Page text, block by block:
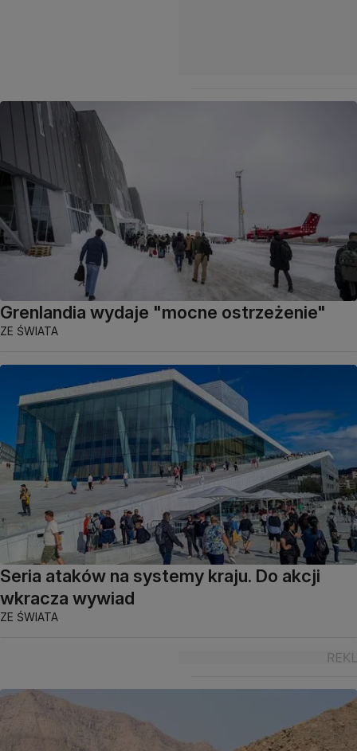
Grenlandia wydaje "mocne ostrzeżenie"
ZE ŚWIATA
Seria ataków na systemy kraju. Do akcji
wkracza wywiad
ZE ŚWIATA